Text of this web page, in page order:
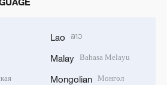
Lao ລາວ
Malay Bahasa Melayu
Mongolian Монгол